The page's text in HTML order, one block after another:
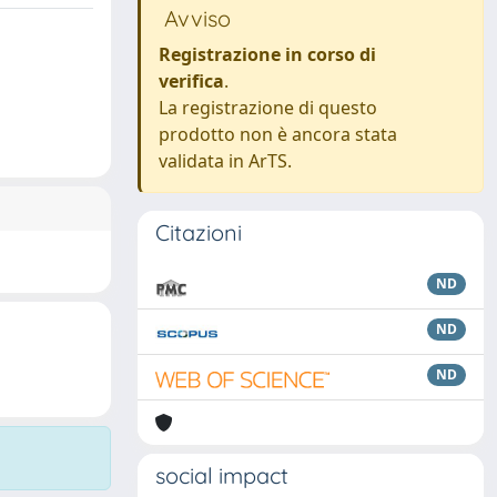
Avviso
Registrazione in corso di
verifica.
La registrazione di questo
prodotto non è ancora stata
validata in ArTS.
Citazioni
ND
ND
ND
social impact